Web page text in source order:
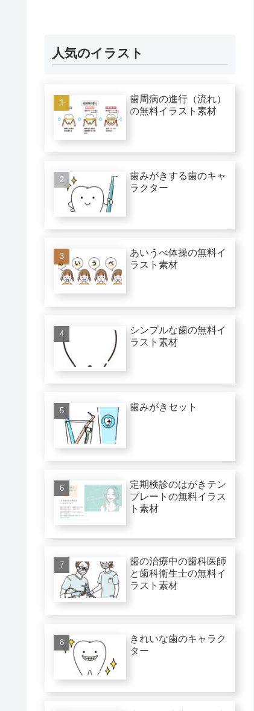
人気のイラスト
歯周病の進行（流れ）
の無料イラスト素材
歯みがきする歯のキャ
ラクター
あいうべ体操の無料イ
ラスト素材
シンプルな歯の無料イ
ラスト素材
歯みがきセット
定期検診のはがきテン
プレートの無料イラス
ト素材
歯の治療中の歯科医師
と歯科衛生士の無料イ
ラスト素材
きれいな歯のキャラク
ター